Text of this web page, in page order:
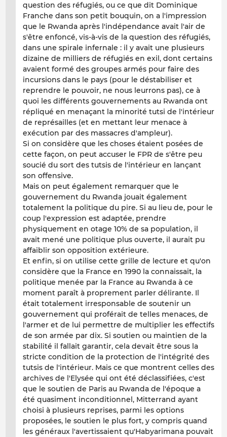
question des réfugiés, ou ce que dit Dominique
Franche dans son petit bouquin, on a l'impression
que le Rwanda après l'indépendance avait l'air de
s'être enfoncé, vis-à-vis de la question des réfugiés,
dans une spirale infernale : il y avait une plusieurs
dizaine de milliers de réfugiés en exil, dont certains
avaient formé des groupes armés pour faire des
incursions dans le pays (pour le déstabiliser et
reprendre le pouvoir, ne nous leurrons pas), ce à
quoi les différents gouvernements au Rwanda ont
répliqué en menaçant la minorité tutsi de l'intérieur
de représailles (et en mettant leur menace à
exécution par des massacres d'ampleur).
Si on considère que les choses étaient posées de
cette façon, on peut accuser le FPR de s'être peu
soucié du sort des tutsis de l'intérieur en lançant
son offensive.
Mais on peut également remarquer que le
gouvernement du Rwanda jouait également
totalement la politique du pire. Si au lieu de, pour le
coup l'expression est adaptée, prendre
physiquement en otage 10% de sa population, il
avait mené une politique plus ouverte, il aurait pu
affaiblir son opposition extérieure.
Et enfin, si on utilise cette grille de lecture et qu'on
considère que la France en 1990 la connaissait, la
politique menée par la France au Rwanda à ce
moment paraît à proprement parler délirante. Il
était totalement irresponsable de soutenir un
gouvernement qui proférait de telles menaces, de
l'armer et de lui permettre de multiplier les effectifs
de son armée par dix. Si soutien ou maintien de la
stabilité il fallait garantir, cela devait être sous la
stricte condition de la protection de l'intégrité des
tutsis de l'intérieur. Mais ce que montrent celles des
archives de l'Elysée qui ont été déclassifiées, c'est
que le soutien de Paris au Rwanda de l'époque a
été quasiment inconditionnel, Mitterrand ayant
choisi à plusieurs reprises, parmi les options
proposées, le soutien le plus fort, y compris quand
les généraux l'avertissaient qu'Habyarimana pouvait